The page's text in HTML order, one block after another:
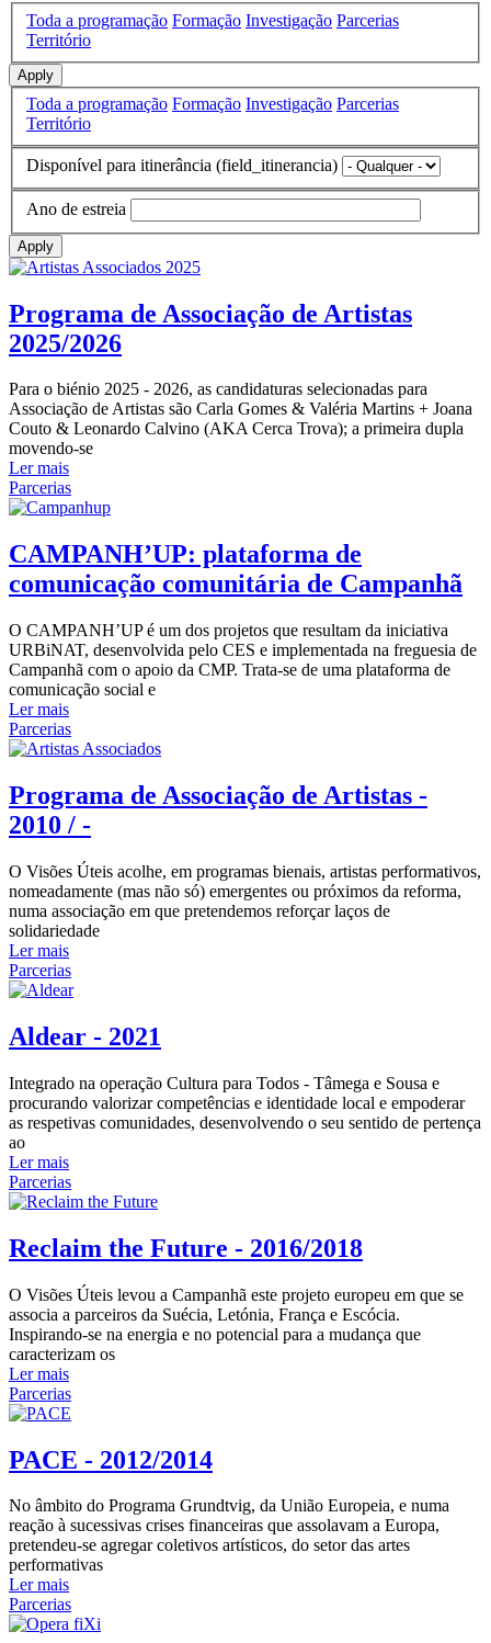
Toda a programação Formação Investigação Parcerias
Território
Apply
Toda a programação Formação Investigação Parcerias
Território
Disponível para itinerância (field_itinerancia)
Ano de estreia
Apply
Programa de Associação de Artistas
2025/2026
Para o biénio 2025 - 2026, as candidaturas selecionadas para
Associação de Artistas são Carla Gomes & Valéria Martins + Joana
Couto & Leonardo Calvino (AKA Cerca Trova); a primeira dupla
movendo-se
Ler mais
Parcerias
CAMPANH’UP: plataforma de
comunicação comunitária de Campanhã
O CAMPANH’UP é um dos projetos que resultam da iniciativa
URBiNAT, desenvolvida pelo CES e implementada na freguesia de
Campanhã com o apoio da CMP. Trata-se de uma plataforma de
comunicação social e
Ler mais
Parcerias
Programa de Associação de Artistas -
2010 / -
O Visões Úteis acolhe, em programas bienais, artistas performativos,
nomeadamente (mas não só) emergentes ou próximos da reforma,
numa associação em que pretendemos reforçar laços de
solidariedade
Ler mais
Parcerias
Aldear - 2021
Integrado na operação Cultura para Todos - Tâmega e Sousa e
procurando valorizar competências e identidade local e empoderar
as respetivas comunidades, desenvolvendo o seu sentido de pertença
ao
Ler mais
Parcerias
Reclaim the Future - 2016/2018
O Visões Úteis levou a Campanhã este projeto europeu em que se
associa a parceiros da Suécia, Letónia, França e Escócia.
Inspirando-se na energia e no potencial para a mudança que
caracterizam os
Ler mais
Parcerias
PACE - 2012/2014
No âmbito do Programa Grundtvig, da União Europeia, e numa
reação à sucessivas crises financeiras que assolavam a Europa,
pretendeu-se agregar coletivos artísticos, do setor das artes
performativas
Ler mais
Parcerias